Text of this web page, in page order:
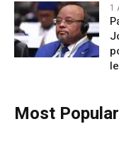
1
Most Popular